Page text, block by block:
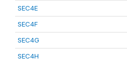
SEC4E
SEC4F
SEC4G
SEC4H